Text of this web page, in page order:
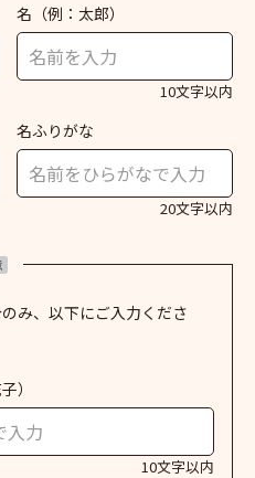
名 （例：太郎）
10文字以内
名ふりがな
20文字以内
み、以下にご入力くださ
）
10文字以内